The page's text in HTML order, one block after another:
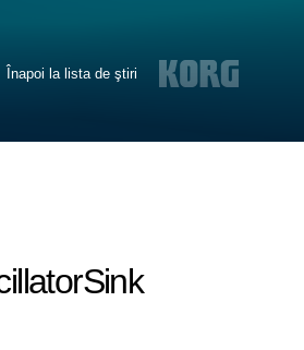
Înapoi la lista de ştiri